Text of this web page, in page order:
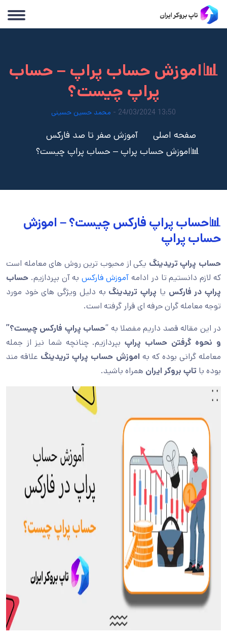
📊اموزش حساب پراپ – حساب
پراپ چیست؟
13:50 24/03/2024 - محمد حسین حسینی
صفحه اصلی
آموزش صفر تا صد فارکس
📊اموزش حساب پراپ – حساب پراپ چیست؟
📊حساب پراپ فارکس چیست؟ – اموزش
حساب پراپ
حساب پراپ تریدینگ یکی از محبوب ترین روش های معامله است
که لازم دانستیم تا در ادامه آموزش فارکسبه آن بپردازیم. حساب
پراپ در فارکس یا پراپ تریدینگ به دلیل ویژگی های خود مورد
توجه معامله گران حرفه ای قرار گرفته است.
در این مقاله قصد داریم مفصلا به “حساب پراپ فارکس چیست؟”
و نحوه گرفتن حساب پراپبپردازیم. چنانچه شما نیز از جمله
معامله گرانی بوده که به اموزش حساب پراپ تریدینگ علاقه مند
بوده با تاپ بروکر ایران همراه باشید.